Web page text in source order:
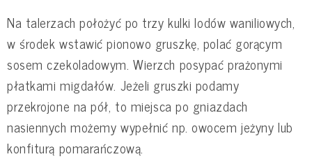
Na talerzach położyć po trzy kulki lodów waniliowych,
w środek wstawić pionowo gruszkę, polać gorącym
sosem czekoladowym. Wierzch posypać prażonymi
płatkami migdałów. Jeżeli gruszki podamy
przekrojone na pół, to miejsca po gniazdach
nasiennych możemy wypełnić np. owocem jeżyny lub
konfiturą pomarańczową.